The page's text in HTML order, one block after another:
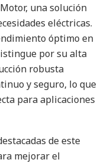
una solución
eléctricas.
óptimo en
por su alta
robusta
y seguro, lo que
para aplicaciones
de este
mejorar el